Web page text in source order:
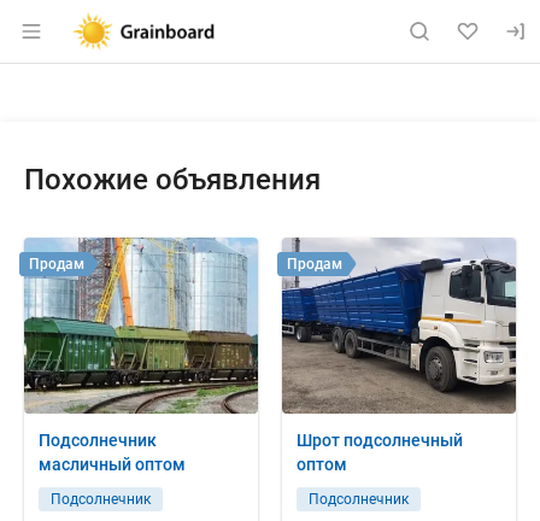
Раздел навигации по сайту
Похожие объявления
Подсолнечник
масличный оптом
Подсолнечник
Продам
Шрот подсолнечный
оптом
Подсолнечник
Продам